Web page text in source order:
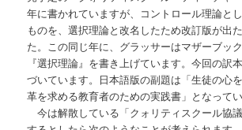
年に書かれていますが、コントロール理論と
ものを、選択理論と改名したため改訂版が出
た。この同じ年に、グラッサーはマザーブッ
『選択理論』を書き上げています。今回の訳
づいています。日本語版の副題は「生徒の心
革を求める教育者のための実践書」となってい
今は解散している「クォリティスクール協